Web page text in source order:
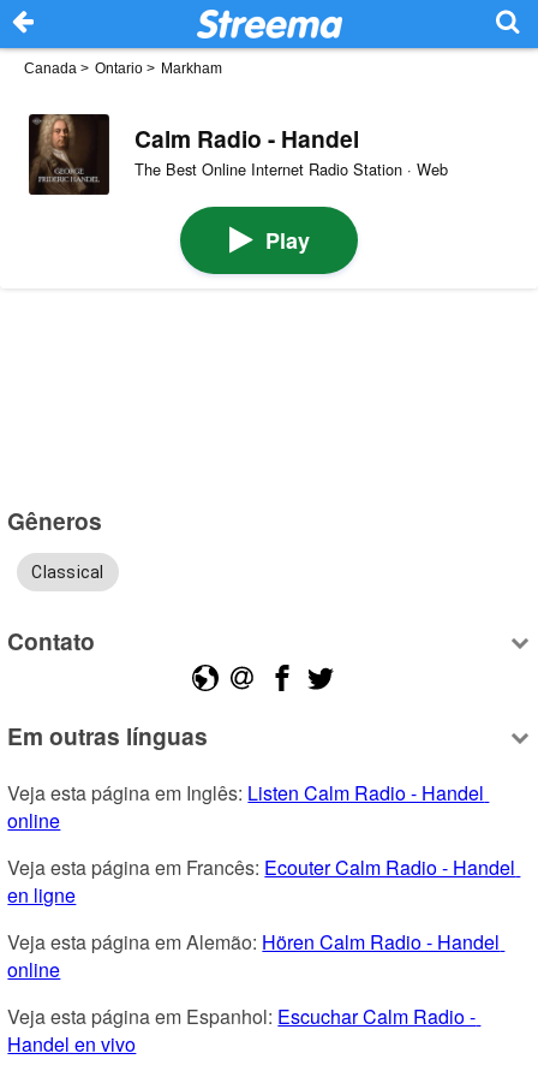
Canada > Ontario > Markham
Calm Radio - Handel
The Best Online Internet Radio Station · Web
Play
Gêneros
Classical
Contato
Em outras línguas
Veja esta página em Inglês: Listen Calm Radio - Handel
online
Veja esta página em Francês: Ecouter Calm Radio - Handel
en ligne
Veja esta página em Alemão: Hören Calm Radio - Handel
online
Veja esta página em Espanhol: Escuchar Calm Radio -
Handel en vivo